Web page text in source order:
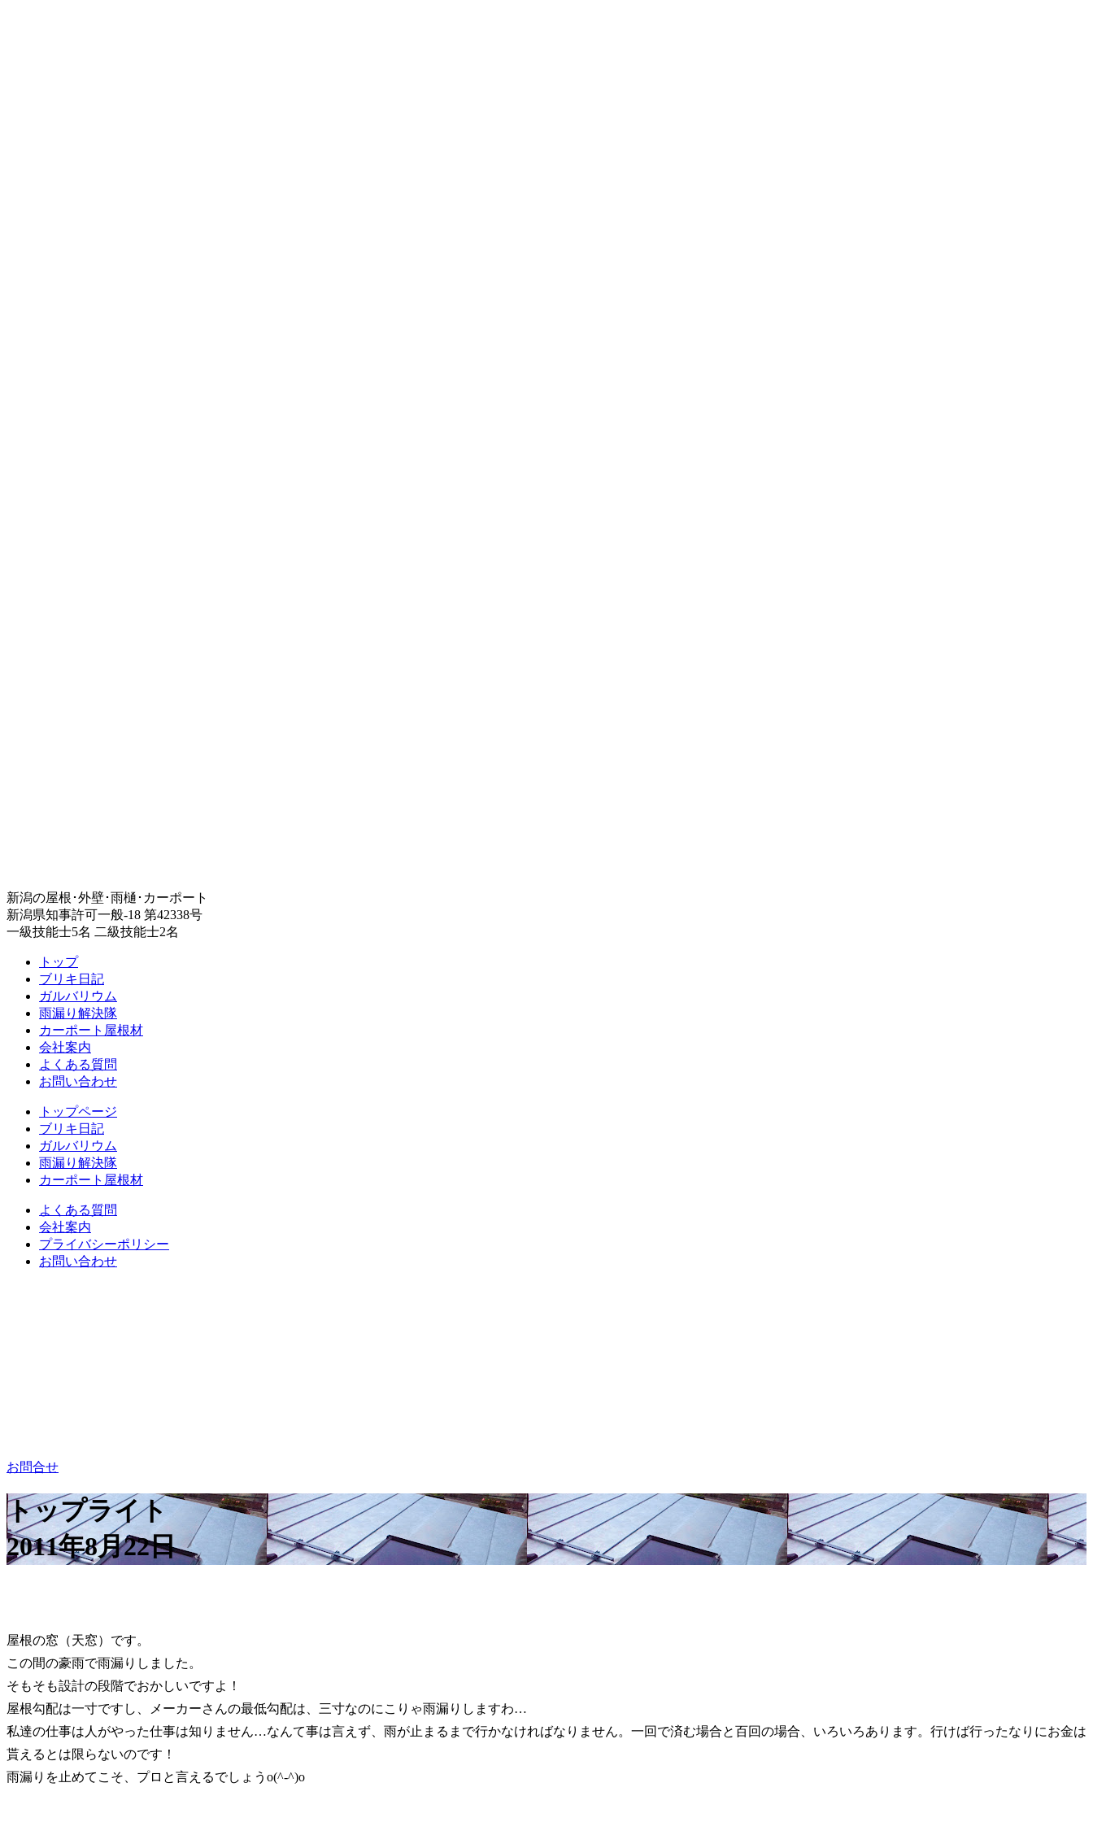
新潟の屋根･外壁･雨樋･カーポート
新潟県知事許可一般-18 第42338号
一級技能士5名 二級技能士2名
トップ
ブリキ日記
ガルバリウム
雨漏り解決隊
カーポート屋根材
会社案内
よくある質問
お問い合わせ
トップページ
ブリキ日記
ガルバリウム
雨漏り解決隊
カーポート屋根材
よくある質問
会社案内
プライバシーポリシー
お問い合わせ
お問合せ
トップライト
2011年8月22日
屋根の窓（天窓）です。
この間の豪雨で雨漏りしました。
そもそも設計の段階でおかしいですよ！
屋根勾配は一寸ですし、メーカーさんの最低勾配は、三寸なのにこりゃ雨漏りしますわ…
私達の仕事は人がやった仕事は知りません…なんて事は言えず、雨が止まるまで行かなければなりません。一回で済む場合と百回の場合、いろいろあります。行けば行ったなりにお金は
貰えるとは限らないのです！
雨漏りを止めてこそ、プロと言えるでしょうo(^-^)o